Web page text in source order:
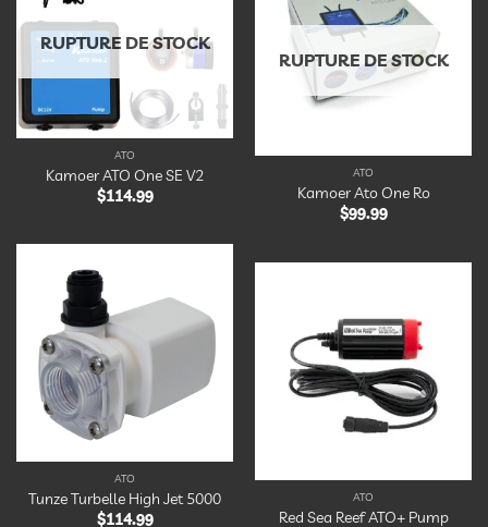
RUPTURE DE STOCK
ATO
Kamoer ATO One SE V2
$114.99
liste
d’envies
RUPTURE DE STOCK
ATO
Kamoer Ato One Ro
$99.99
Ajouter
à la
liste
ATO
Tunze Turbelle High Jet 5000
$114.99
Ajouter
d’envies
ATO
Red Sea Reef ATO+ Pump